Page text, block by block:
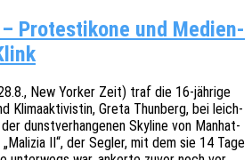
Protestikone und Medien-
New Yorker Zeit) traf die 16-jähri­­ge
Klima­ak­ti­vis­tin, Greta Thun­berg, bei leich­
dunst­ver­han­ge­nen Skyline von Manhat­
II“, der Segler, mit dem sie 14 Tage